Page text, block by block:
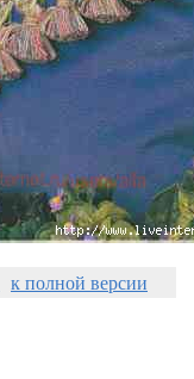
к полной версии